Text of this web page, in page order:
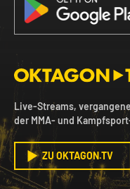
Live-Streams,
der MMA- und
ZU OKTAGON.TV